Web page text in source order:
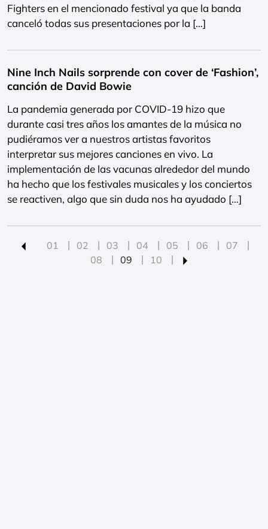
Fighters en el mencionado festival ya que la banda
canceló todas sus presentaciones por la […]
Nine Inch Nails sorprende con cover de ‘Fashion’,
canción de David Bowie
La pandemia generada por COVID-19 hizo que
durante casi tres años los amantes de la música no
pudiéramos ver a nuestros artistas favoritos
interpretar sus mejores canciones en vivo. La
implementación de las vacunas alrededor del mundo
ha hecho que los festivales musicales y los conciertos
se reactiven, algo que sin duda nos ha ayudado […]
01 02 03 04 05 06
07
08
09 10